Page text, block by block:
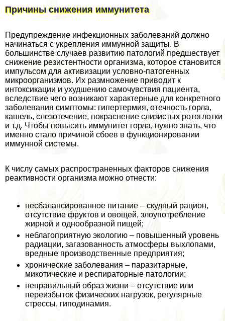
Причины снижения иммунитета
Предупреждение инфекционных заболеваний должно
начинаться с укрепления иммунной защиты. В
большинстве случаев развитию патологий предшествует
снижение резистентности организма, которое становится
импульсом для активизации условно-патогенных
микроорганизмов. Их размножение приводит к
интоксикации и ухудшению самочувствия пациента,
вследствие чего возникают хаpaктерные для конкретного
заболевания симптомы: гипертермия, отечность горла,
кашель, слезотечение, покраснение слизистых ротоглотки
и т.д. Чтобы повысить иммунитет горла, нужно знать, что
именно стало причиной сбоев в функционировании
иммунной системы.
К числу самых распространенных факторов снижения
реактивности организма можно отнести:
несбалансированное питание – скудный рацион,
отсутствие фруктов и овощей, злоупотрeбление
жирной и однообразной пищей;
нeблагоприятную экологию – повышенный уровень
радиации, загазованность атмосферы выхлопами,
вредные производственные предприятия;
хронические заболевания – паразитарные,
микотические и респираторные патологии;
неправильный образ жизни – отсутствие или
переизбыток физических нагрузок, регулярные
стрессы, гиподинамия.